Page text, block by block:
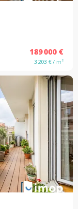
189 000 €
3 203 € / m²